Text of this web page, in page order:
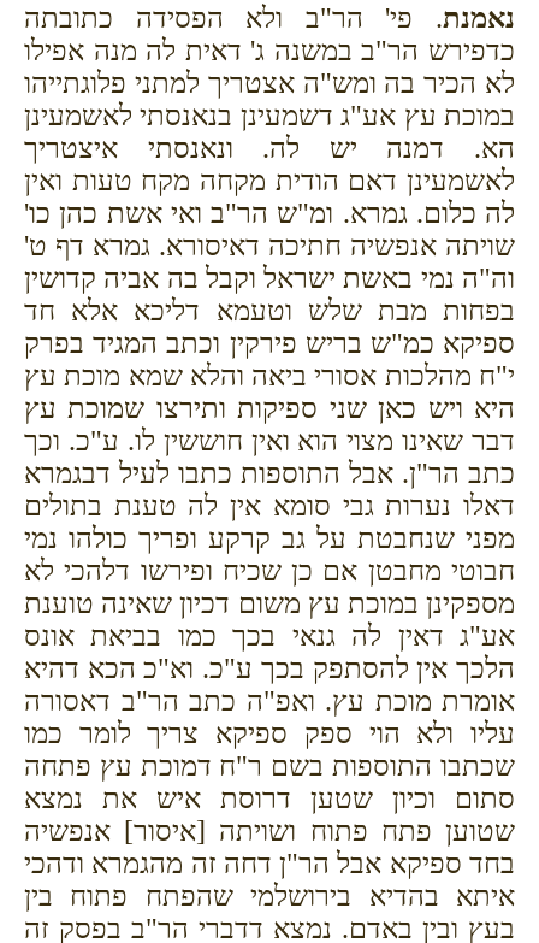
נאמנת. פי' הר"ב ולא הפסידה כתובתה
כדפירש הר"ב במשנה ג' דאית לה מנה אפילו
לא הכיר בה ומש"ה אצטריך למתני פלוגתייהו
במוכת עץ אע"ג דשמעינן בנאנסתי לאשמעינן
הא. דמנה יש לה. ונאנסתי איצטריך
לאשמעינן דאם הודית מקחה מקח טעות ואין
לה כלום. גמרא. ומ"ש הר"ב ואי אשת כהן כו'
שויתה אנפשיה חתיכה דאיסורא. גמרא דף ט'
וה"ה נמי באשת ישראל וקבל בה אביה קדושין
בפחות מבת שלש וטעמא דליכא אלא חד
ספיקא כמ"ש בריש פירקין וכתב המגיד בפרק
י"ח מהלכות אסורי ביאה והלא שמא מוכת עץ
היא ויש כאן שני ספיקות ותירצו שמוכת עץ
דבר שאינו מצוי הוא ואין חוששין לו. ע"כ. וכך
כתב הר"ן. אבל התוספות כתבו לעיל דבגמרא
דאלו נערות גבי סומא אין לה טענת בתולים
מפני שנחבטת על גב קרקע ופריך כולהו נמי
חבוטי מחבטן אם כן שכיח ופירשו דלהכי לא
מספקינן במוכת עץ משום דכיון שאינה טוענת
אע"ג דאין לה גנאי בכך כמו בביאת אונס
הלכך אין להסתפק בכך ע"כ. וא"כ הכא דהיא
אומרת מוכת עץ. ואפ"ה כתב הר"ב דאסורה
עליו ולא הוי ספק ספיקא צריך לומר כמו
שכתבו התוספות בשם ר"ח דמוכת עץ פתחה
סתום וכיון שטען דרוסת איש את נמצא
שטוען פתח פתוח ושויתה [איסור] אנפשיה
בחד ספיקא אבל הר"ן דחה זה מהגמרא ודהכי
איתא בהדיא בירושלמי שהפתח פתוח בין
בעץ ובין באדם. נמצא דדברי הר"ב בפסק זה